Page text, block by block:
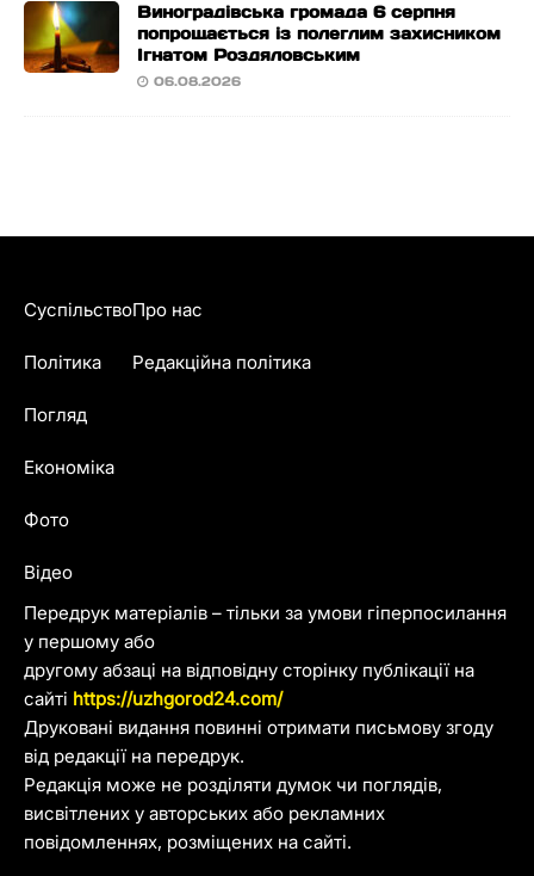
Виноградівська громада 6 серпня
попрощається із полеглим захисником
Ігнатом Роздяловським
06.08.2026
Передрук матеріалів – тільки за умови гіперпосилання
у першому або
другому абзаці на відповідну сторінку публікації на
сайті https://uzhgorod24.com/
Друковані видання повинні отримати письмову згоду
від редакції на передрук.
Редакція може не розділяти думок чи поглядів,
висвітлених у авторських або рекламних
повідомленнях, розміщених на сайті.
Суспільство
Політика
Погляд
Економіка
Фото
Відео
Про нас
Редакційна політика